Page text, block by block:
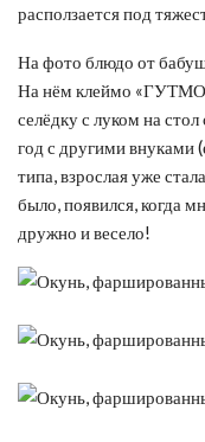
расползается под
На фото блюдо от
На нём клеймо
селёдку с луком на
год с другими внуками
типа, взрослая уже
было, появился, когда
дружно и весело!